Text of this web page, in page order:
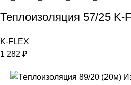
Теплоизоляция 57/25 K-
K-FLEX
1 282 ₽